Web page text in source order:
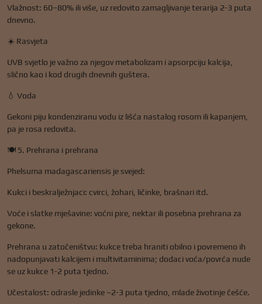
Vlažnost: 60–80% ili više, uz redovito zamagljivanje terarija 2-3 puta
dnevno.
☀️ Rasvjeta
UVB svjetlo je važno za njegov metabolizam i apsorpciju kalcija,
slično kao i kod drugih dnevnih guštera.
💧 Voda
Gekoni piju kondenziranu vodu iz lišća nastalog rosom ili kapanjem,
pa je rosa redovita.
🍽️ 5. Prehrana i prehrana
Phelsuma madagascariensis je svejed:
Kukci i beskralježnjaci: cvirci, žohari, ličinke, brašnari itd.
Voće i slatke mješavine: voćni pire, nektar ili posebna prehrana za
gekone.
Prehrana u zatočeništvu: kukce treba hraniti obilno i povremeno ih
nadopunjavati kalcijem i multivitaminima; dodaci voća/povrća nude
se uz kukce 1-2 puta tjedno.
Učestalost: odrasle jedinke ~2-3 puta tjedno, mlade životinje češće.